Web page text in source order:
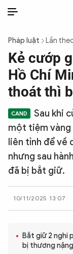
THỜI SỰ
CHỐNG DIỄN BIẾN
CÔNG AN TRONG
XÃ HỘI
PHÁP LUẬT
CÔNG NGHỆ
QUỐC TẾ
Pháp luật Lần
Kẻ cướp
Hồ Chí
thoát thì
Sau khi
một tiệm vàng
liên tỉnh để về
nhưng sau
đã bị bắt giữ.
10/11/2025 13:07
Bắt giữ 2 nghi
bị thương nặng